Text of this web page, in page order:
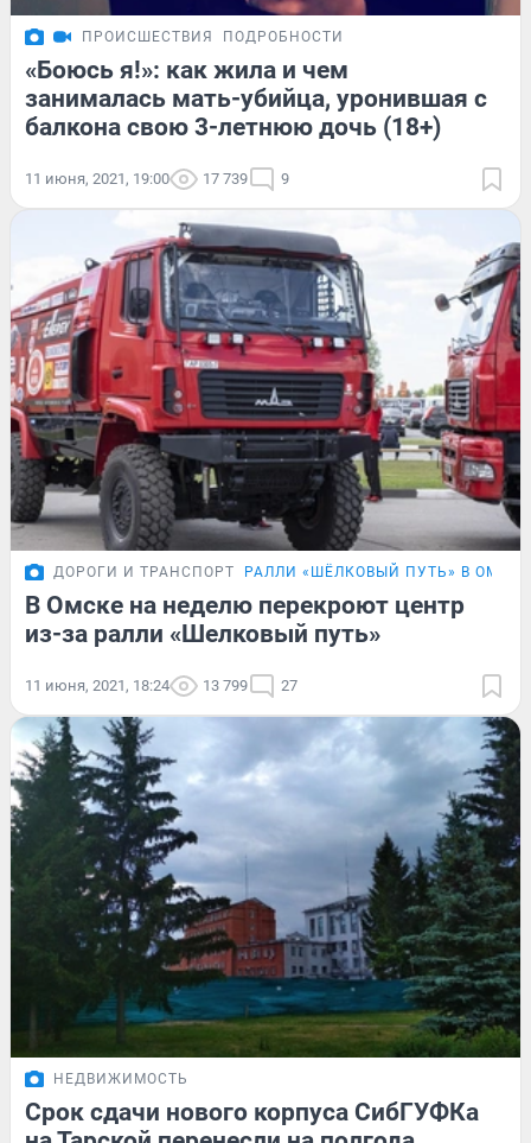
ПРОИСШЕСТВИЯ ПОДРОБНОСТИ
«Боюсь я!»: как жила и чем
занималась мать-убийца, уронившая с
балкона свою 3-летнюю дочь (18+)
11 июня, 2021, 19:00 17 739 9
ДОРОГИ И ТРАНСПОРТ РАЛЛИ «ШЁЛКОВЫЙ ПУТЬ» В ОМСКЕ
В Омске на неделю перекроют центр
из-за ралли «Шелковый путь»
11 июня, 2021, 18:24 13 799 27
НЕДВИЖИМОСТЬ
Срок сдачи нового корпуса СибГУФКа